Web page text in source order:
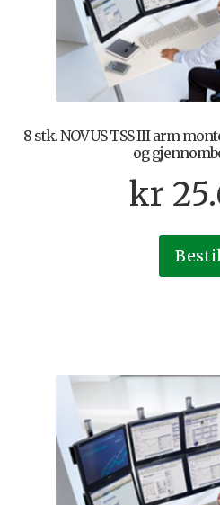
8 stk. NOVUS TSS III arm
og
kr